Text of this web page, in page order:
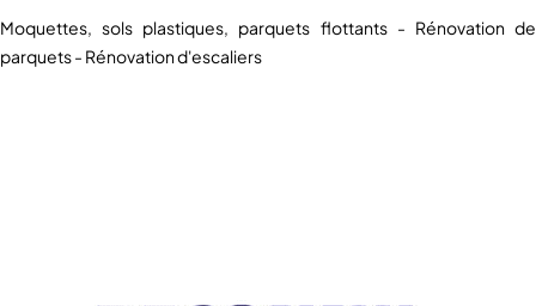
Moquettes, sols plastiques, parquets flottants - Rénovation de
parquets - Rénovation d'escaliers